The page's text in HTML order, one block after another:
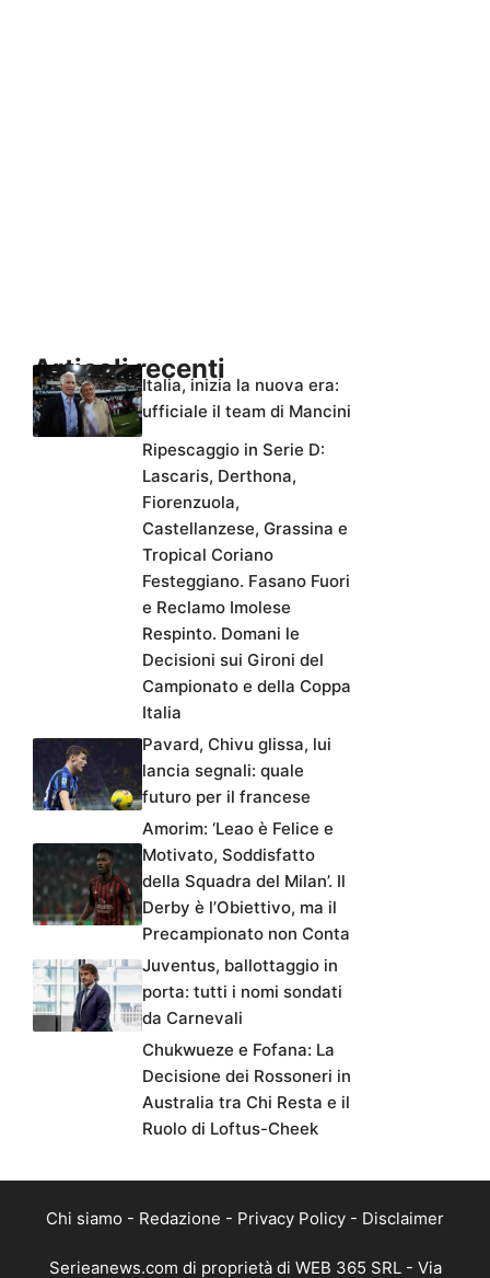
Articoli recenti
Italia, inizia la nuova era:
ufficiale il team di Mancini
Ripescaggio in Serie D:
Lascaris, Derthona,
Fiorenzuola,
Castellanzese, Grassina e
Tropical Coriano
Festeggiano. Fasano Fuori
e Reclamo Imolese
Respinto. Domani le
Decisioni sui Gironi del
Campionato e della Coppa
Italia
Pavard, Chivu glissa, lui
lancia segnali: quale
futuro per il francese
Amorim: ‘Leao è Felice e
Motivato, Soddisfatto
della Squadra del Milan’. Il
Derby è l’Obiettivo, ma il
Precampionato non Conta
Juventus, ballottaggio in
porta: tutti i nomi sondati
da Carnevali
Chukwueze e Fofana: La
Decisione dei Rossoneri in
Australia tra Chi Resta e il
Ruolo di Loftus-Cheek
Chi siamo - Redazione - Privacy Policy - Disclaimer
Serieanews.com di proprietà di WEB 365 SRL - Via